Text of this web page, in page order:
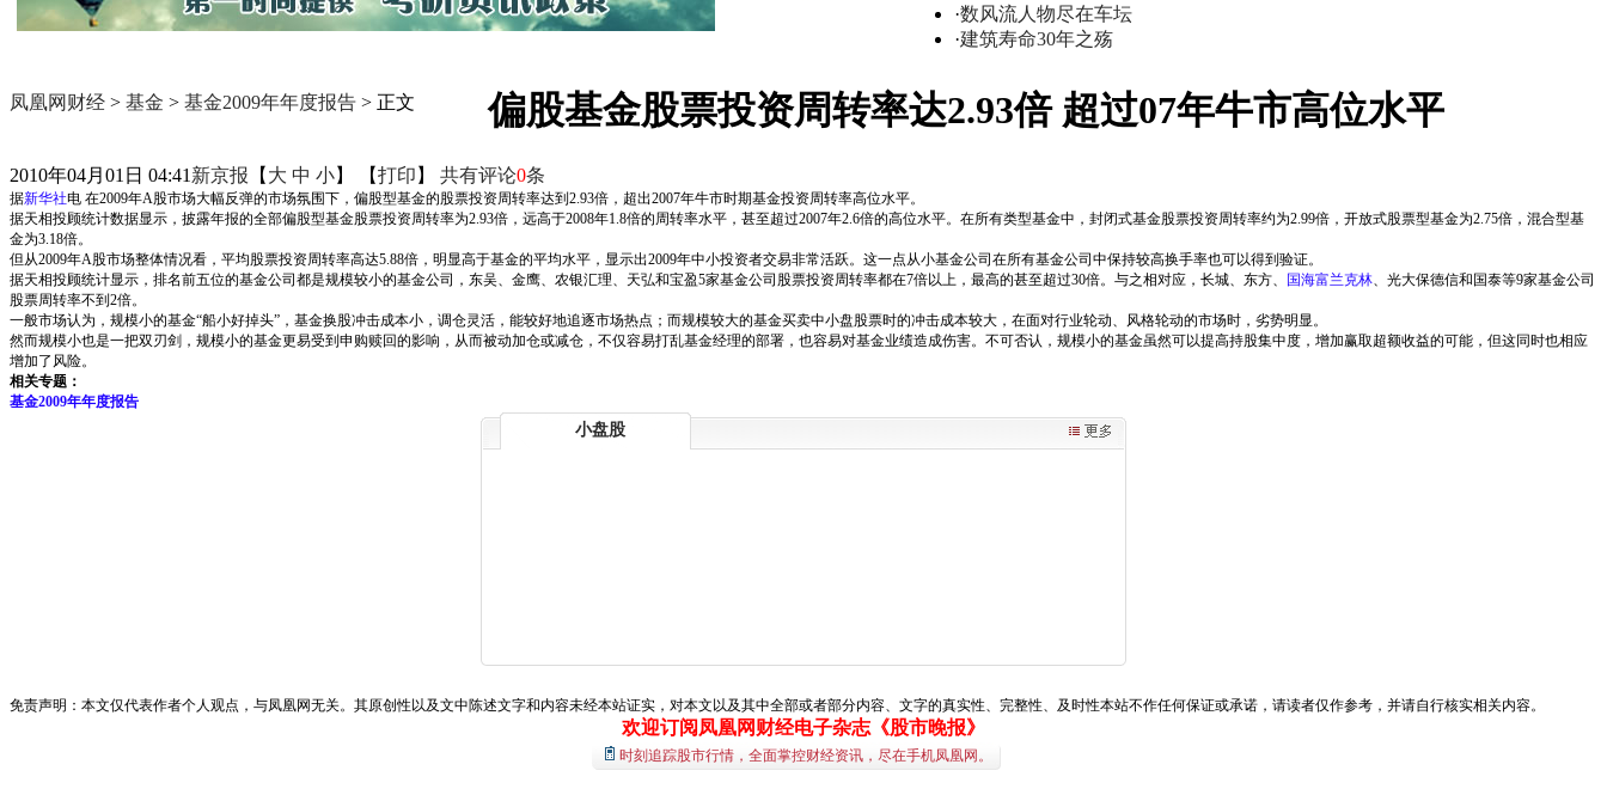
·数风流人物尽在车坛
·建筑寿命30年之殇
凤凰网财经 > 基金 > 基金2009年年度报告 > 正文 偏股基金股票投资周转率达2.93倍 超过07年牛市高位水平
2010年04月01日 04:41 新京报 【 大 中 小】 【打印 】 共有评论0条
据新华社电 在2009年A股市场大幅反弹的市场氛围下，偏股型基金的股票投资周转率达到2.93倍，超出2007年牛市时期基金投资周转率高位水平。
据天相投顾统计数据显示，披露年报的全部偏股型基金股票投资周转率为2.93倍，远高于2008年1.8倍的周转率水平，甚至超过2007年2.6倍的高位水平。在所有类型基金中，封闭式基金股票投资周转率约为2.99倍，开放式股票型基金为2.75倍，混合型基
金为3.18倍。
但从2009年A股市场整体情况看，平均股票投资周转率高达5.88倍，明显高于基金的平均水平，显示出2009年中小投资者交易非常活跃。这一点从小基金公司在所有基金公司中保持较高换手率也可以得到验证。
据天相投顾统计显示，排名前五位的基金公司都是规模较小的基金公司，东吴、金鹰、农银汇理、天弘和宝盈5家基金公司股票投资周转率都在7倍以上，最高的甚至超过30倍。与之相对应，长城、东方、 国海富兰克林、光大保德信和国泰等9家基金公司
股票周转率不到2倍。
一般市场认为，规模小的基金“船小好掉头”，基金换股冲击成本小，调仓灵活，能较好地追逐市场热点；而规模较大的基金买卖中小盘股票时的冲击成本较大，在面对行业轮动、风格轮动的市场时，劣势明显。
然而规模小也是一把双刃剑，规模小的基金更易受到申购赎回的影响，从而被动加仓或减仓，不仅容易打乱基金经理的部署，也容易对基金业绩造成伤害。不可否认，规模小的基金虽然可以提高持股集中度，增加赢取超额收益的可能，但这同时也相应
增加了风险。
相关专题：
基金2009年年度报告
小盘股
免责声明：本文仅代表作者个人观点，与凤凰网无关。其原创性以及文中陈述文字和内容未经本站证实，对本文以及其中全部或者部分内容、文字的真实性、完整性、及时性本站不作任何保证或承诺，请读者仅作参考，并请自行核实相关内容。
欢迎订阅凤凰网财经电子杂志《股市晚报》
时刻追踪股市行情，全面掌控财经资讯，尽在手机凤凰网。